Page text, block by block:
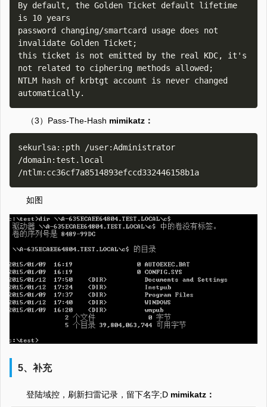
By default, the Golden Ticket default lifetime
is 10 years
password changing/smartcard usage does not
invalidate Golden Ticket;
this ticket is not emitted by the real KDC, it's
not related to ciphering methods allowed;
NTLM hash of krbtgt account is never changed
（3）Pass-The-Hash mimikatz：
sekurlsa::pth /user:Administrator
/domain:test.local
如图
5、补充
登陆域控，刷新扫雷记录，留下名字;D mimikatz：